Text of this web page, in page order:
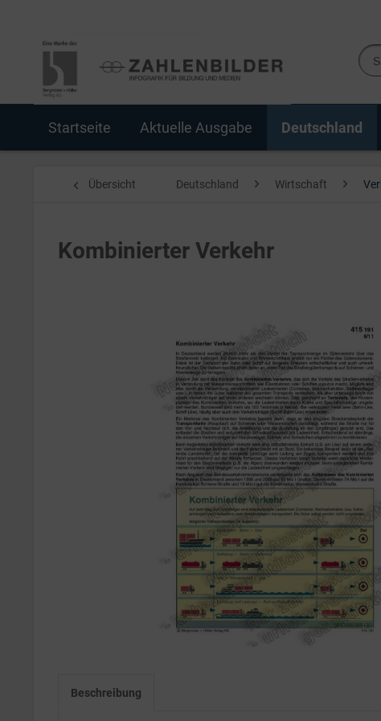
Startseite Aktuelle Ausgabe Deutschland
Übersicht Deutschland Wirtschaft
Kombinierter Verkehr
Beschreibung